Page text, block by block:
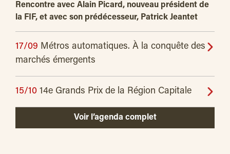
Rencontre avec Alain Picard, nouveau président de
la FIF, et avec son prédécesseur, Patrick Jeantet
17/09 Métros automatiques. À la conquête des
marchés émergents
15/10 14e Grands Prix de la Région Capitale
Voir l’agenda complet